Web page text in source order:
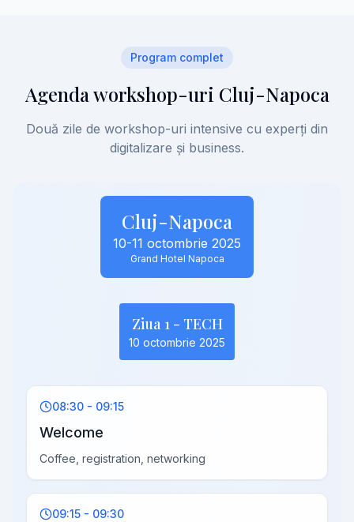
Program complet
Agenda workshop-uri Cluj-Napoca
Două zile de workshop-uri intensive cu experți din
digitalizare și business.
Cluj-Napoca
10-11 octombrie 2025
Grand Hotel Napoca
Ziua 1 - TECH
10 octombrie 2025
08:30 - 09:15
Welcome
Coffee, registration, networking
09:15 - 09:30